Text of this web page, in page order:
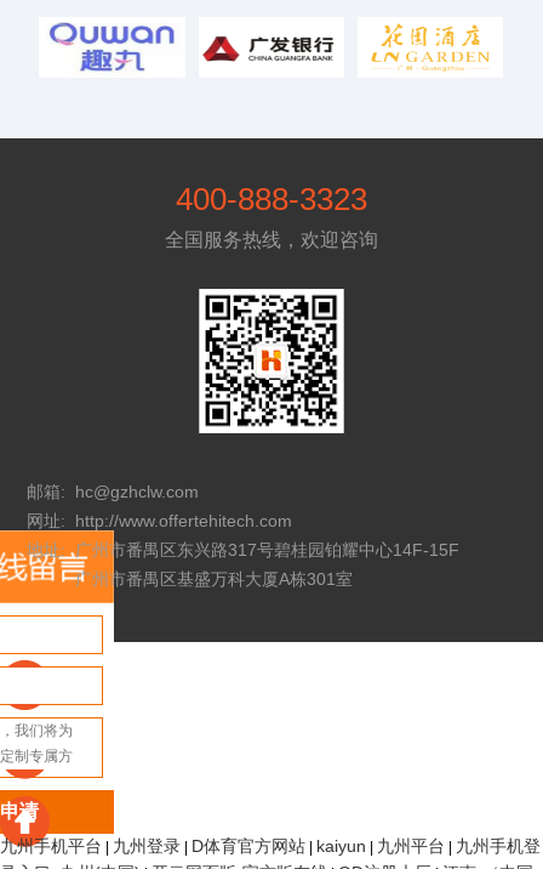
400-888-3323
全国服务热线，欢迎咨询
邮箱:
hc@gzhclw.com
网址:
http://www.offertehitech.com
地址:
广州市番禺区东兴路317号碧桂园铂耀中心14F-15F
广州市番禺区基盛万科大厦A栋301室
请
九州手机平台 九州登录 D体育官方网站 kaiyun 九州平台
九州手机登